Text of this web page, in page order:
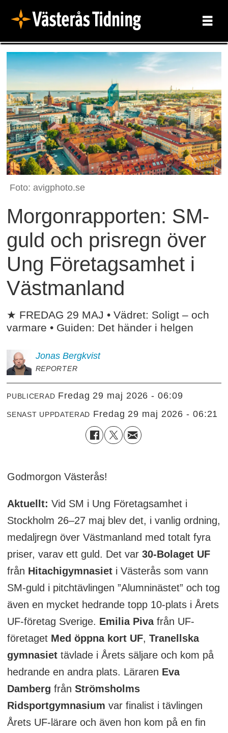
Foto: avigphoto.se
Morgonrapporten: SM-
guld och prisregn över
Ung Företagsamhet i
Västmanland
★ FREDAG 29 MAJ • Vädret: Soligt – och
varmare • Guiden: Det händer i helgen
Jonas Bergkvist
REPORTER
PUBLICERAD fredag 29 maj 2026 - 06:09
SENAST UPPDATERAD fredag 29 maj 2026 - 06:21
Godmorgon Västerås!
Aktuellt: Vid SM i Ung Företagsamhet i
Stockholm 26–27 maj blev det, i vanlig ordning,
medaljregn över Västmanland med totalt fyra
priser, varav ett guld. Det var 30-Bolaget UF
från Hitachigymnasieti Västerås som vann
SM-guld i pitchtävlingen ”Alumninästet” och tog
även en mycket hedrande topp 10-plats i Årets
UF-företag Sverige. Emilia Pivafrån UF-
företaget Med öppna kort UF, Tranellska
gymnasiettävlade i Årets säljare och kom på
hedrande en andra plats. Läraren Eva
Damberg från Strömsholms
Ridsportgymnasium var finalist i tävlingen
Årets UF-lärare och även hon kom på en fin